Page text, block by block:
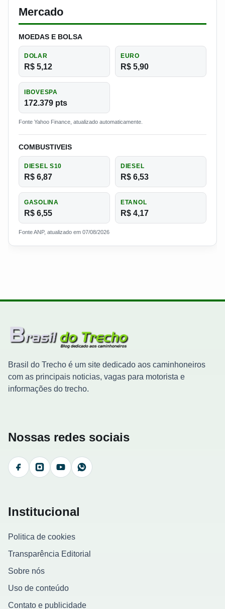
Mercado
MOEDAS E BOLSA
DOLAR
R$ 5,12
EURO
R$ 5,90
IBOVESPA
172.379 pts
Fonte Yahoo Finance, atualizado automaticamente.
COMBUSTIVEIS
DIESEL S10
R$ 6,87
DIESEL
R$ 6,53
GASOLINA
R$ 6,55
ETANOL
R$ 4,17
Fonte ANP, atualizado em 07/08/2026
Brasil do Trecho é um site dedicado aos caminhoneiros
com as principais noticias, vagas para motorista e
informações do trecho.
Nossas redes sociais
FacebookInstagramYouTubeWhatsApp
Institucional
Politica de cookies
Transparência Editorial
Sobre nós
Uso de conteúdo
Contato e publicidade